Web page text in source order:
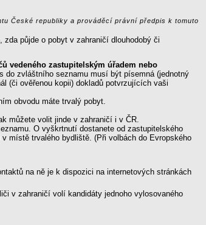
České republiky a prováděcí právní předpis k tomuto
půjde o pobyt v zahraničí dlouhodobý či
vedeného zastupitelským úřadem nebo
do zvláštního seznamu musí být písemná (jednotný
(či ověřenou kopii) dokladů potvrzujících vaši
obvodu máte trvalý pobyt.
můžete volit jinde v zahraničí i v ČR.
O vyškrtnutí dostanete od zastupitelského
místě trvalého bydliště. (Při volbách do Evropského
na ně je k dispozici na internetových stránkách
v zahraničí volí kandidáty jednoho vylosovaného